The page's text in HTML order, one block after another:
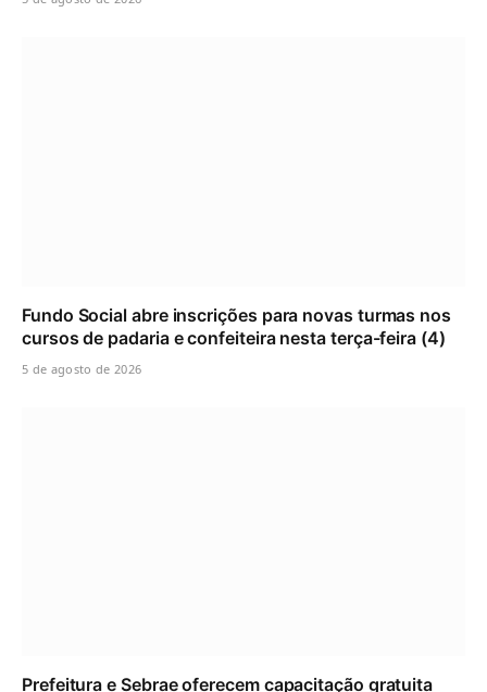
Fundo Social abre inscrições para novas turmas nos
cursos de padaria e confeiteira nesta terça-feira (4)
5 de agosto de 2026
Prefeitura e Sebrae oferecem capacitação gratuita